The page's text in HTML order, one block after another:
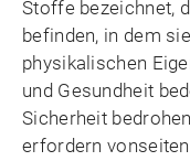
Stoffe bezeichnet,
befinden, in dem
physikalischen
und Gesundheit
Sicherheit
erfordern